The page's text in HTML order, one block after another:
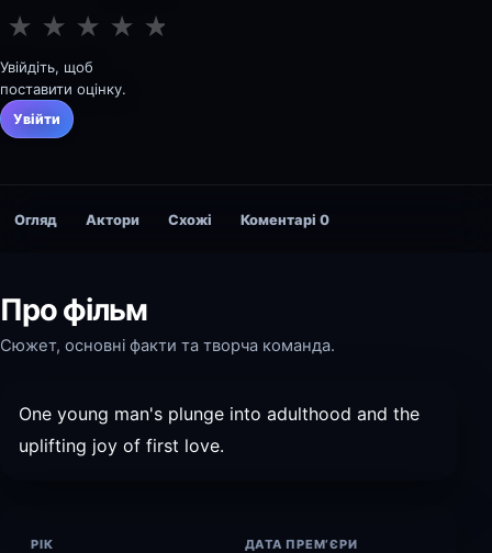
★ ★ ★ ★ ★
Увійдіть, щоб
поставити оцінку.
Увійти
Огляд Актори Схожі Коментарі 0
Про фільм
Сюжет, основні факти та творча команда.
One young man's plunge into adulthood and the
uplifting joy of first love.
РІК ДАТА ПРЕМ’ЄРИ